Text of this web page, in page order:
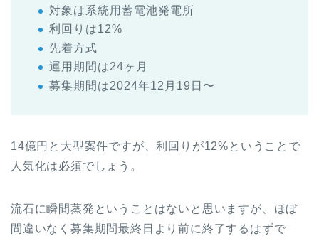
対象は系統用蓄電池発電所
利回りは12%
先着方式
運用期間は24ヶ月
募集期間は2024年12月19日〜
14億円と大型案件ですが、利回りが12%ということで
人気化は必須でしょう。
流石に瞬間蒸発ということはないと思いますが、ほぼ
間違いなく募集期間最終日より前に終了するはずで